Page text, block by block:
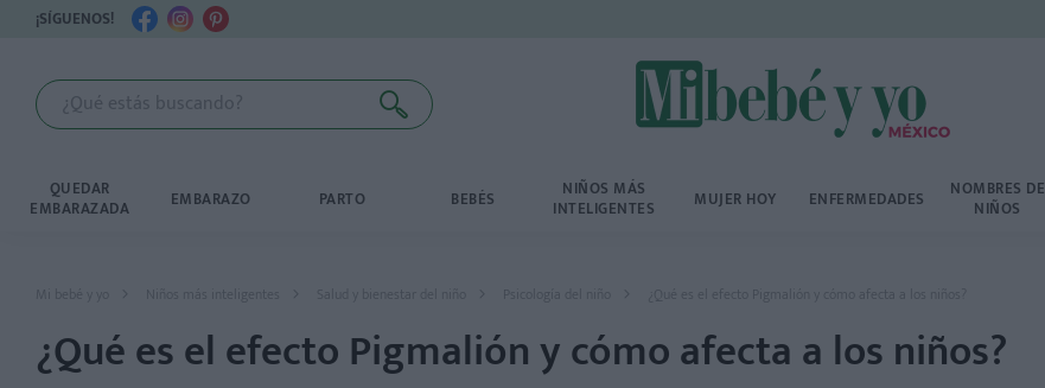
¡SÍGUENOS!
QUEDAR
EMBARAZADA EMBARAZO PARTO BEBÉS NIÑOS MÁS
INTELIGENTES MUJER HOY ENFERMEDADES NOMBRES DE
NIÑOS
Mi bebé y yo Niños más inteligentes Salud y bienestar del niño Psicología del niño ¿Qué es el efecto Pigmalión y cómo afecta a los niños?
¿Qué es el efecto Pigmalión y cómo afecta a los niños?